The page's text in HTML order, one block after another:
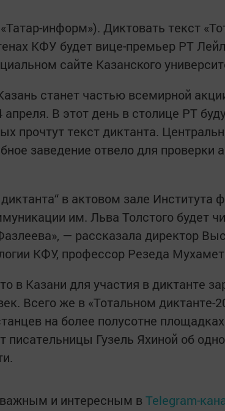
информ»). Диктовать текст
КФУ будет вице-премьер РТ
сайте Казанского
станет частью всемирной
В этот день в столице РТ
прочтут текст диктанта.
заведение отвело для проверки
диктанта“ в актовом зале Института
им. Льва Толстого будет
— рассказала директор
КФУ, профессор Резеда
в Казани для участия в диктанте
Всего же в «Тотальном диктанте-
на более полусотне
писательницы Гузель Яхиной об
и интересным в Telegram-